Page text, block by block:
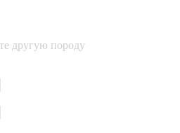
другую породу